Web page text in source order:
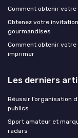
Comment obtenir
Obtenez votre
gourmandises
Comment obtenir
imprimer
Les derniers
Réussir l’organisation
publics
Sport amateur et
radars